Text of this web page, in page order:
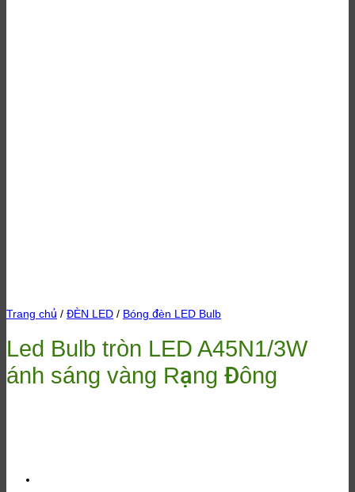
Trang chủ / ĐÈN LED / Bóng đèn LED Bulb
Led Bulb tròn LED A45N1/3W
ánh sáng vàng Rạng Đông